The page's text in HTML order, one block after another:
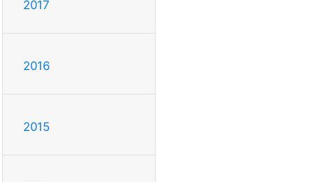
2017
2016
2015